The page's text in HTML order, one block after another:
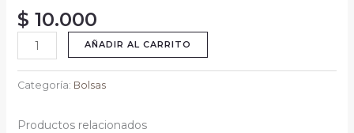
$ 10.000
AÑADIR AL CARRITO
Categoría: Bolsas
Productos relacionados